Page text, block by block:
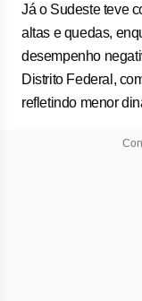
Já o Sudeste teve
altas e quedas,
desempenho
Distrito Federal,
refletindo menor